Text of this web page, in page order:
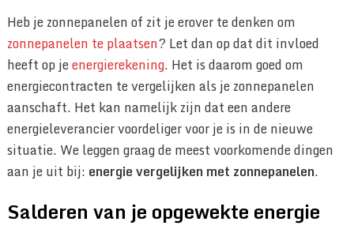
Heb je zonnepanelen of zit je erover te denken om
zonnepanelen te plaatsen? Let dan op dat dit invloed
heeft op jeenergierekening. Het is daarom goed om
energiecontracten te vergelijken als je zonnepanelen
aanschaft. Het kan namelijk zijn dat een andere
energieleverancier voordeliger voor je is in de nieuwe
situatie. We leggen graag de meest voorkomende dingen
aan je uit bij: energie vergelijken met zonnepanelen.
Salderen van je opgewekte energie